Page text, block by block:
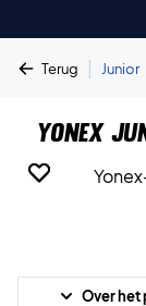
Terug | Junior
Yonex
Over